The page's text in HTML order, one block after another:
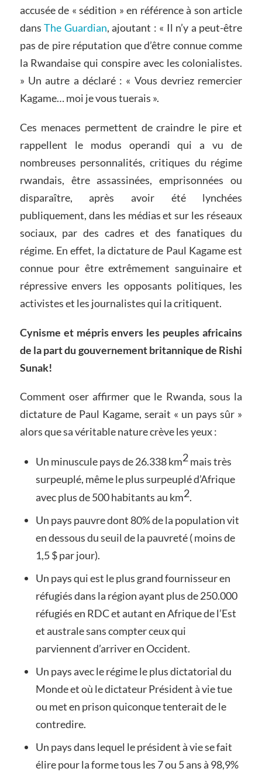
accusée de « sédition » en référence à son article
dansThe Guardian, ajoutant : « Il n’y a peut-être
pas de pire réputation que d’être connue comme
la Rwandaise qui conspire avec les colonialistes.
» Un autre a déclaré : « Vous devriez remercier
Kagame… moi je vous tuerais ».
Ces menaces permettent de craindre le pire et
rappellent le modus operandi qui a vu de
nombreuses personnalités, critiques du régime
rwandais, être assassinées, emprisonnées ou
disparaître, après avoir été lynchées
publiquement, dans les médias et sur les réseaux
sociaux, par des cadres et des fanatiques du
régime. En effet, la dictature de Paul Kagame est
connue pour être extrêmement sanguinaire et
répressive envers les opposants politiques, les
activistes et les journalistes qui la critiquent.
Cynisme et mépris envers les peuples africains
de la part du gouvernement britannique de Rishi
Sunak!
Comment oser affirmer que le Rwanda, sous la
dictature de Paul Kagame, serait « un pays sûr »
alors que sa véritable nature crève les yeux :
Un minuscule pays de 26.338 km2mais très
surpeuplé, même le plus surpeuplé d’Afrique
avec plus de 500 habitants au km2.
Un pays pauvre dont 80% de la population vit
en dessous du seuil de la pauvreté ( moins de
1,5 $ par jour).
Un pays qui est le plus grand fournisseur en
réfugiés dans la région ayant plus de 250.000
réfugiés en RDC et autant en Afrique de l’Est
et australe sans compter ceux qui
parviennent d’arriver en Occident.
Un pays avec le régime le plus dictatorial du
Monde et où le dictateur Président à vie tue
ou met en prison quiconque tenterait de le
contredire.
Un pays dans lequel le président à vie se fait
élire pour la forme tous les 7 ou 5 ans à 98,9%